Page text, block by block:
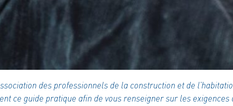
des professionnels de la construction et de
ce guide pratique afin de vous renseigner sur les